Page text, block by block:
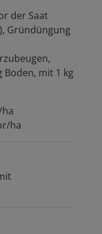
der Saat
Gründüngung
Boden, mit 1 kg
ha